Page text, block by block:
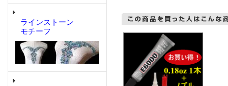
ラインストーン
モチーフ